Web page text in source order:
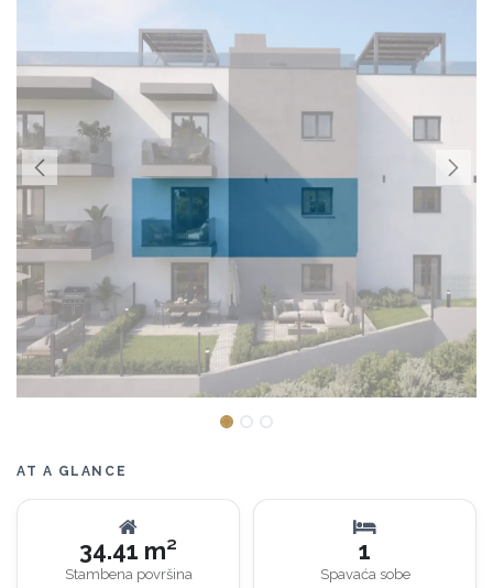
AT A GLANCE
34.41 m²
Stambena površina
1
Spavaća sobe